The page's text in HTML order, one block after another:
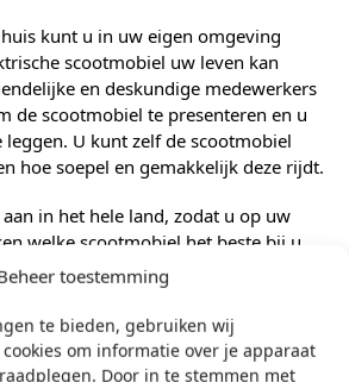
toestemming
te bieden, gebruiken wij
om informatie over je apparaat
Door in te stemmen met
kunt u in uw eigen omgeving
scootmobiel uw leven kan
en deskundige medewerkers
de scootmobiel te presenteren en u
U kunt zelf de scootmobiel
hoe soepel en gemakkelijk deze rijdt.
in het hele land, zodat u op uw
welke scootmobiel het beste bij u
zorgen te maken over vervoer; wij
Na de testrit staan wij klaar om al uw
en u te helpen bij het maken van